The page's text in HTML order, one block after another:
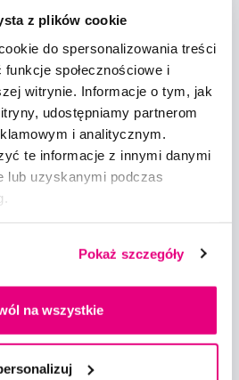
z plików cookie
do spersonalizowania treści
społecznościowe i
witrynie. Informacje o tym, jak
udostępniamy partnerom
i analitycznym.
te informacje z innymi danymi
lub uzyskanymi podczas
Pokaż szczegóły
na wszystkie
o nowościach i ofertach specjalnych i
danych osobowychw tym celu.